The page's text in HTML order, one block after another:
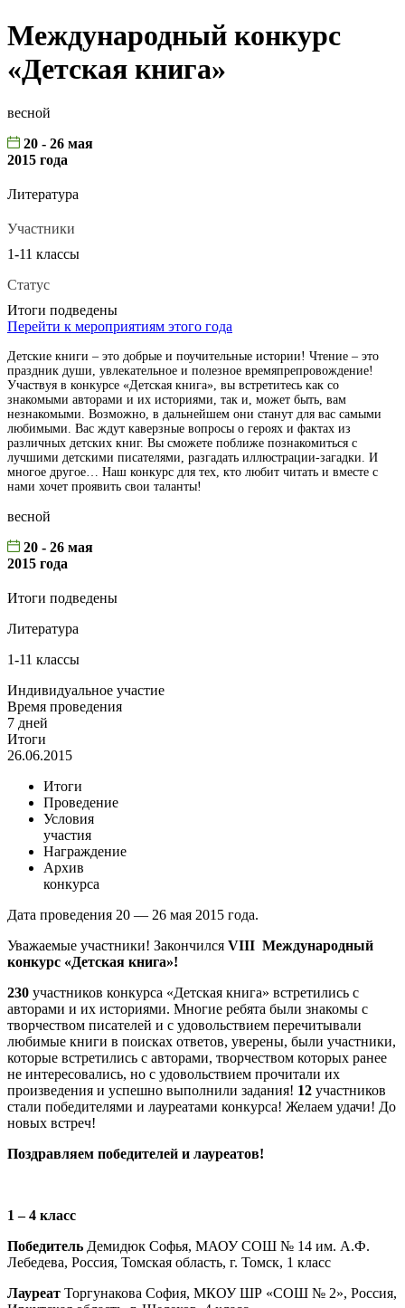
Международный конкурс
«Детская книга»
весной
20 - 26 мая
2015 года
Литература
Участники
1-11 классы
Статус
Итоги подведены
Перейти к мероприятиям этого года
Детские книги – это добрые и поучительные истории! Чтение – это
праздник души, увлекательное и полезное времяпрепровождение!
Участвуя в конкурсе «Детская книга», вы встретитесь как со
знакомыми авторами и их историями, так и, может быть, вам
незнакомыми. Возможно, в дальнейшем они станут для вас самыми
любимыми. Вас ждут каверзные вопросы о героях и фактах из
различных детских книг. Вы сможете поближе познакомиться с
лучшими детскими писателями, разгадать иллюстрации-загадки. И
многое другое… Наш конкурс для тех, кто любит читать и вместе с
нами хочет проявить свои таланты!
весной
20 - 26 мая
2015 года
Итоги подведены
Литература
1-11 классы
Индивидуальное участие
Время проведения
7 дней
Итоги
26.06.2015
Итоги
Проведение
Условия
участия
Награждение
Архив
конкурса
Дата проведения 20 — 26 мая 2015 года.
Уважаемые участники! Закончился VIII Международный
конкурс «Детская книга»!
230 участников конкурса «Детская книга» встретились с
авторами и их историями. Многие ребята были знакомы с
творчеством писателей и с удовольствием перечитывали
любимые книги в поисках ответов, уверены, были участники,
которые встретились с авторами, творчеством которых ранее
не интересовались, но с удовольствием прочитали их
произведения и успешно выполнили задания! 12 участников
стали победителями и лауреатами конкурса! Желаем удачи! До
новых встреч!
Поздравляем победителей и лауреатов!
1 – 4 класс
Победитель Демидюк Софья, МАОУ СОШ № 14 им. А.Ф.
Лебедева, Россия, Томская область, г. Томск, 1 класс
Лауреат Торгунакова София, МКОУ ШР «СОШ № 2», Россия,